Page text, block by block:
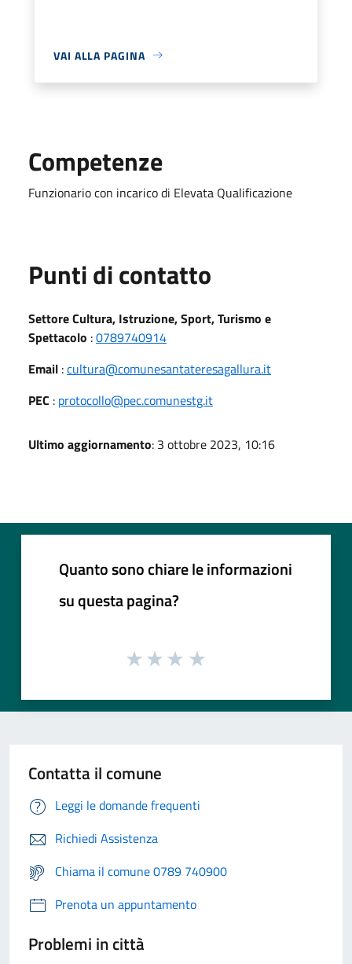
VAI ALLA PAGINA
Competenze
Funzionario con incarico di Elevata Qualificazione
Punti di contatto
Settore Cultura, Istruzione, Sport, Turismo e
Spettacolo :0789740914
Email :cultura@comunesantateresagallura.it
PEC : protocollo@pec.comunestg.it
Ultimo aggiornamento: 3 ottobre 2023, 10:16
Quanto sono chiare le informazioni
su questa pagina?
Contatta il comune
Leggi le domande frequenti
Richiedi Assistenza
Chiama il comune 0789 740900
Prenota un appuntamento
Problemi in città